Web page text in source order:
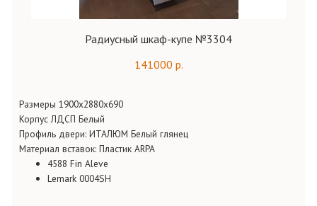
Радиусный шкаф-купе №3304
141000 р.
Размеры 1900х2880х690
Корпус ЛДСП Белый
Профиль двери: ИТАЛЮМ Белый глянец
Материал вставок: Пластик ARPA
4588 Fin Aleve
Lemark 0004SH